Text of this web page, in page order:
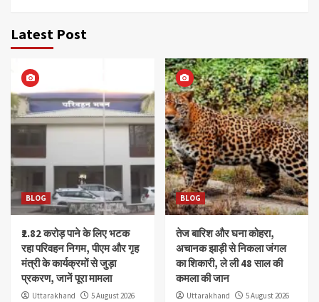
Latest Post
BLOG
₹2.82 करोड़ पाने के लिए भटक
रहा परिवहन निगम, पीएम और गृह
मंत्री के कार्यक्रमों से जुड़ा
प्रकरण, जानें पूरा मामला
Uttarakhand
5 August 2026
BLOG
तेज बारिश और घना कोहरा,
अचानक झाड़ी से निकला जंगल
का शिकारी, ले ली 48 साल की
कमला की जान
Uttarakhand
5 August 2026